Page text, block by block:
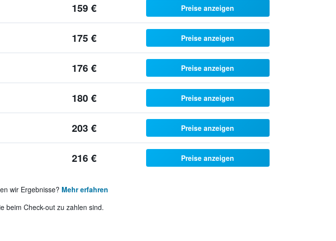
159 € Preise anzeigen
175 € Preise anzeigen
176 € Preise anzeigen
180 € Preise anzeigen
203 € Preise anzeigen
216 € Preise anzeigen
wir Ergebnisse? Mehr erfahren
beim Check-out zu zahlen sind.